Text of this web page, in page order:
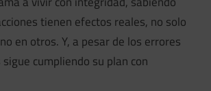
tienen efectos reales, no solo
en otros. Y, a pesar de los errores
cumpliendo su plan con